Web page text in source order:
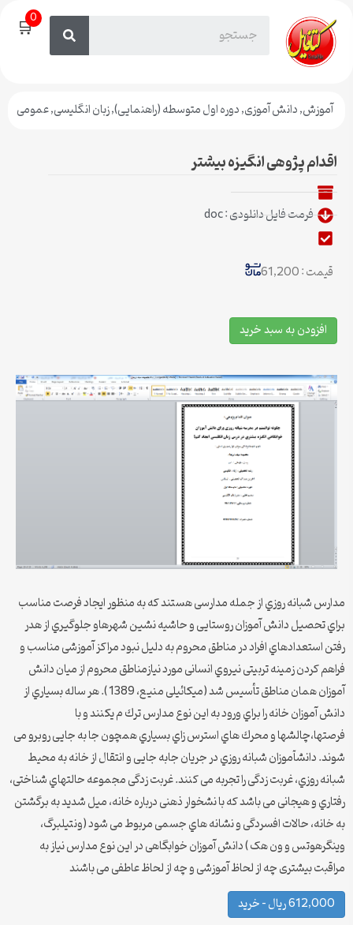
🛒0
آموزش,دانش آموزی,دوره اول متوسطه (راهنمایی),زبان انگلیسی,عمومی
اقدام پژوهی انگیزه بیشتر
فرمت فایل دانلودی : doc
قیمت : 61,200
افزودن به سبد خرید
مدارس شبانه روزي از جمله مدارسی هستند که به منظور ایجاد فرصت مناسب
براي تحصیل دانش آموزان روستایی و حاشیه نشین شهرهاو جلوگیري از هدر
رفتن استعدادهاي افراد در مناطق محروم به دلیل نبود مراکز آموزشی مناسب و
فراهم کردن زمینه تربیتی نیروي انسانی مورد نیازمناطق محروم از میان دانش
آموزان همان مناطق تأسیس شد (میکائیلی منیع، 1389 ). هر ساله بسیاري از
دانش آموزان خانه را براي ورود به این نوع مدارس ترك م یکنند و با
فرصتها،چالشها و محرك هاي استرس زاي بسیاري همچون جا به جایی روبرو می
شوند. دانشآموزان شبانه روزي در جریان جابه جایی و انتقال از خانه به محیط
شبانه روزي، غربت زدگی را تجربه می کنند. غربت زدگی مجموعه حالتهاي شناختی،
رفتاري و هیجانی می باشد که با نشخوار ذهنی درباره خانه، میل شدید به برگشتن
به خانه، حالات افسردگی و نشانه هاي جسمی مربوط می شود (ونتیلبرگ،
وینگرهوتس و ون هک ) دانش آموزان خوابگاهی در این نوع مدارس نیاز به
مراقبت بیشتری چه از لحاظ آموزشی و چه از لحاظ عاطفی می باشند
612,000 ریال – خرید